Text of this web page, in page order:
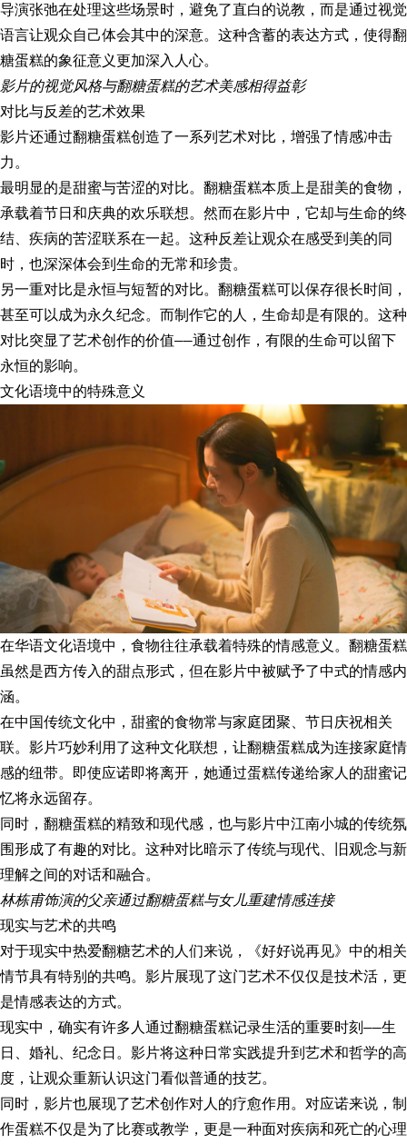
导演张弛在处理这些场景时，避免了直白的说教，而是通过视觉
语言让观众自己体会其中的深意。这种含蓄的表达方式，使得翻
糖蛋糕的象征意义更加深入人心。
影片的视觉风格与翻糖蛋糕的艺术美感相得益彰
对比与反差的艺术效果
影片还通过翻糖蛋糕创造了一系列艺术对比，增强了情感冲击
力。
最明显的是甜蜜与苦涩的对比。翻糖蛋糕本质上是甜美的食物，
承载着节日和庆典的欢乐联想。然而在影片中，它却与生命的终
结、疾病的苦涩联系在一起。这种反差让观众在感受到美的同
时，也深深体会到生命的无常和珍贵。
另一重对比是永恒与短暂的对比。翻糖蛋糕可以保存很长时间，
甚至可以成为永久纪念。而制作它的人，生命却是有限的。这种
对比突显了艺术创作的价值——通过创作，有限的生命可以留下
永恒的影响。
文化语境中的特殊意义
在华语文化语境中，食物往往承载着特殊的情感意义。翻糖蛋糕
虽然是西方传入的甜点形式，但在影片中被赋予了中式的情感内
涵。
在中国传统文化中，甜蜜的食物常与家庭团聚、节日庆祝相关
联。影片巧妙利用了这种文化联想，让翻糖蛋糕成为连接家庭情
感的纽带。即使应诺即将离开，她通过蛋糕传递给家人的甜蜜记
忆将永远留存。
同时，翻糖蛋糕的精致和现代感，也与影片中江南小城的传统氛
围形成了有趣的对比。这种对比暗示了传统与现代、旧观念与新
理解之间的对话和融合。
林栋甫饰演的父亲通过翻糖蛋糕与女儿重建情感连接
现实与艺术的共鸣
对于现实中热爱翻糖艺术的人们来说，《好好说再见》中的相关
情节具有特别的共鸣。影片展现了这门艺术不仅仅是技术活，更
是情感表达的方式。
现实中，确实有许多人通过翻糖蛋糕记录生活的重要时刻——生
日、婚礼、纪念日。影片将这种日常实践提升到艺术和哲学的高
度，让观众重新认识这门看似普通的技艺。
同时，影片也展现了艺术创作对人的疗愈作用。对应诺来说，制
作蛋糕不仅是为了比赛或教学，更是一种面对疾病和死亡的心理